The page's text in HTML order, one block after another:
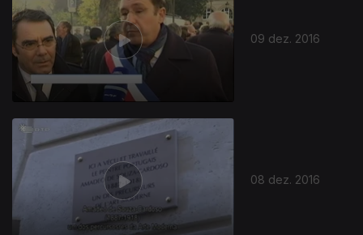
09 dez. 2016
08 dez. 2016